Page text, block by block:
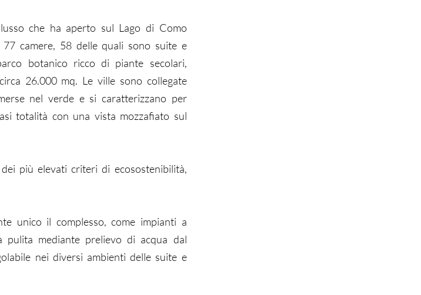
che ha aperto sul Lago di Como
camere, 58 delle quali sono suite e
botanico ricco di piante secolari,
26.000 mq. Le ville sono collegate
nel verde e si caratterizzano per
totalità con una vista mozzafiato sul
più elevati criteri di ecosostenibilità,
unico il complesso, come impianti a
mediante prelievo di acqua dal
nei diversi ambienti delle suite e